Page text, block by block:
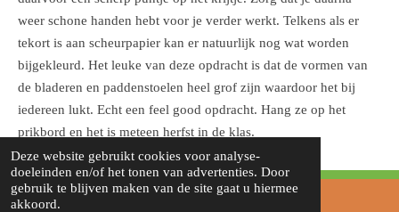
Deze website gebruikt cookies voor analyse-
doeleinden en/of het tonen van advertenties. Door
gebruik te blijven maken van de site gaat u hiermee
akkoord.
weer schone handen hebt voor je verder werkt. Telkens als er
tekort is aan scheurpapier kan er natuurlijk nog wat worden
bijgekleurd. Het leuke van deze opdracht is dat de vormen van
de bladeren en paddenstoelen heel grof zijn waardoor het bij
iedereen lukt. Echt een feel good opdracht. Hang ze op het
prikbord en het is meteen herfst in de klas.